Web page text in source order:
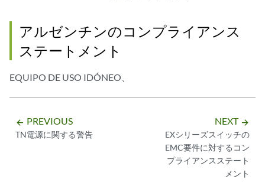
アルゼンチンのコンプライアンス
ステートメント
EQUIPO DE USO IDÓNEO、
arrow_backward PREVIOUS
TN電源に関する警告
NEXT arrow_forward
EXシリーズスイッチの
EMC要件に対するコン
プライアンスステート
メント